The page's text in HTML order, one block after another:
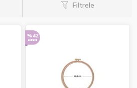
Filtrele
%42
indirimli